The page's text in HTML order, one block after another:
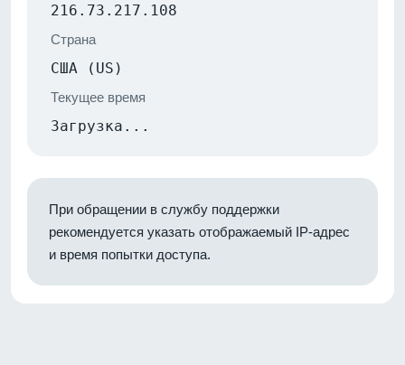
216.73.217.108
Страна
США (US)
Текущее время
Загрузка...
При обращении в службу поддержки
рекомендуется указать отображаемый IP-адрес
и время попытки доступа.